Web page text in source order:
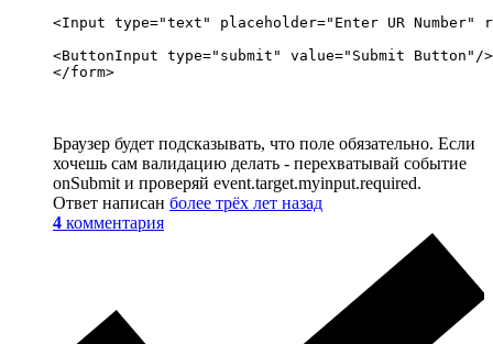
<Input type="text" placeholder="Enter UR
<ButtonInput type="submit" value="Submit Button"/>
</form>
Браузер будет подсказывать, что поле обязательно. Если
хочешь сам валидацию делать - перехватывай событие
onSubmit и проверяй event.target.myinput.required.
Ответ написан более трёх лет назад
4 комментария